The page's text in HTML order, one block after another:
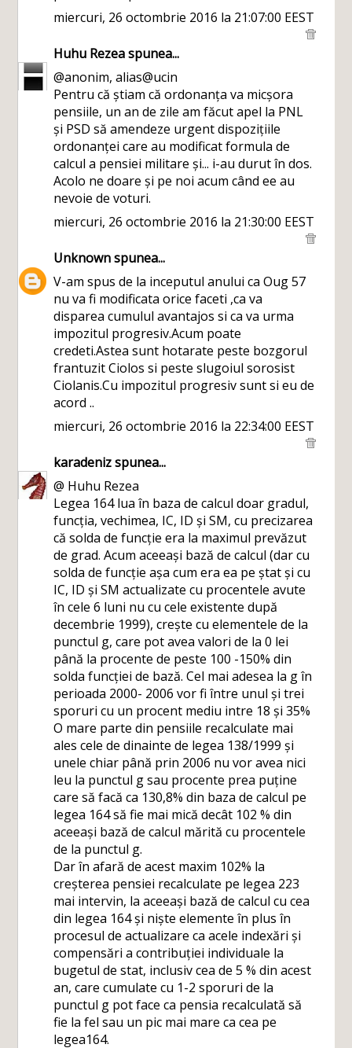
miercuri, 26 octombrie 2016 la 21:07:00 EEST
Huhu Rezeaspunea...
@anonim, alias@ucin
Pentru că știam că ordonanța va micșora
pensiile, un an de zile am făcut apel la PNL
și PSD să amendeze urgent dispozițiile
ordonanței care au modificat formula de
calcul a pensiei militare și... i-au durut în dos.
Acolo ne doare și pe noi acum când ee au
nevoie de voturi.
miercuri, 26 octombrie 2016 la 21:30:00 EEST
Unknownspunea...
V-am spus de la inceputul anului ca Oug 57
nu va fi modificata orice faceti ,ca va
disparea cumulul avantajos si ca va urma
impozitul progresiv.Acum poate
credeti.Astea sunt hotarate peste bozgorul
frantuzit Ciolos si peste slugoiul sorosist
Ciolanis.Cu impozitul progresiv sunt si eu de
acord ..
miercuri, 26 octombrie 2016 la 22:34:00 EEST
karadenizspunea...
@ Huhu Rezea
Legea 164 lua în baza de calcul doar gradul,
funcția, vechimea, IC, ID și SM, cu precizarea
că solda de funcție era la maximul prevăzut
de grad. Acum aceeași bază de calcul (dar cu
solda de funcție așa cum era ea pe ștat și cu
IC, ID și SM actualizate cu procentele avute
în cele 6 luni nu cu cele existente după
decembrie 1999), crește cu elementele de la
punctul g, care pot avea valori de la 0 lei
până la procente de peste 100 -150% din
solda funcției de bază. Cel mai adesea la g în
perioada 2000- 2006 vor fi între unul și trei
sporuri cu un procent mediu intre 18 și 35%
O mare parte din pensiile recalculate mai
ales cele de dinainte de legea 138/1999 și
unele chiar până prin 2006 nu vor avea nici
leu la punctul g sau procente prea puține
care să facă ca 130,8% din baza de calcul pe
legea 164 să fie mai mică decât 102 % din
aceeași bază de calcul mărită cu procentele
de la punctul g.
Dar în afară de acest maxim 102% la
creșterea pensiei recalculate pe legea 223
mai intervin, la aceeași bază de calcul cu cea
din legea 164 și niște elemente în plus în
procesul de actualizare ca acele indexări și
compensări a contribuției individuale la
bugetul de stat, inclusiv cea de 5 % din acest
an, care cumulate cu 1-2 sporuri de la
punctul g pot face ca pensia recalculată să
fie la fel sau un pic mai mare ca cea pe
legea164.